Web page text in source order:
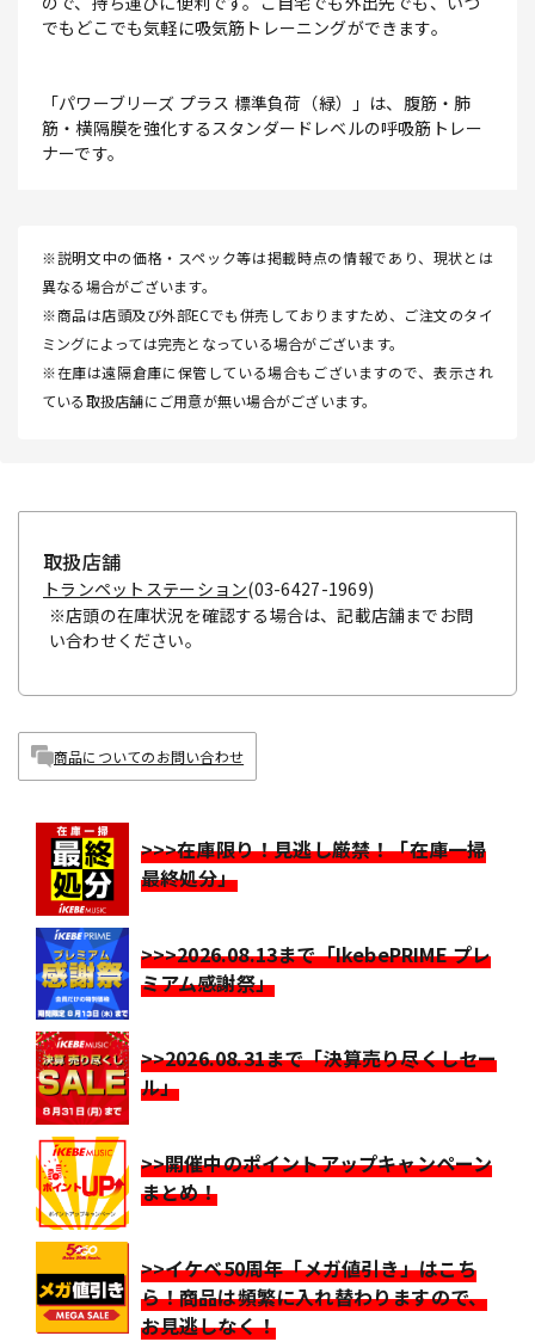
でもどこでも気軽に吸気筋トレーニングができます。
「パワーブリーズ プラス 標準負荷（緑）」は、腹筋・肺
筋・横隔膜を強化するスタンダードレベルの呼吸筋トレー
ナーです。
※説明文中の価格・スペック等は掲載時点の情報であり、現状とは
異なる場合がございます。
※商品は店頭及び外部ECでも併売しておりますため、ご注文のタイ
ミングによっては完売となっている場合がございます。
※在庫は遠隔倉庫に保管している場合もございますので、表示され
ている取扱店舗にご用意が無い場合がございます。
取扱店舗
トランペットステーション(03-6427-1969)
※店頭の在庫状況を確認する場合は、記載店舗までお問
い合わせください。
商品についてのお問い合わせ
>>>在庫限り！見逃し厳禁！「在庫一掃
最終処分」
>>>2026.08.13まで「IkebePRIME プレ
ミアム感謝祭」
>>2026.08.31まで「決算売り尽くしセー
ル」
>>開催中のポイントアップキャンペーン
まとめ！
>>イケベ50周年「メガ値引き」はこち
ら！商品は頻繁に入れ替わりますので、
お見逃しなく！